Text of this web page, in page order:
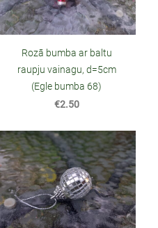
Rozā bumba ar baltu
raupju vainagu, d=5cm
(Egle bumba 68)
€2.50